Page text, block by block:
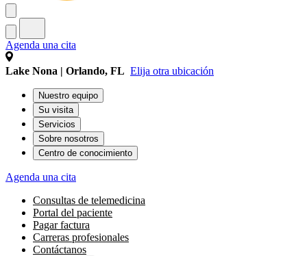
Agenda una cita
Lake Nona | Orlando, FL Elija otra ubicación
Nuestro equipo
Su visita
Servicios
Sobre nosotros
Centro de conocimiento
Agenda una cita
Consultas de telemedicina
Portal del paciente
Pagar factura
Carreras profesionales
Contáctanos